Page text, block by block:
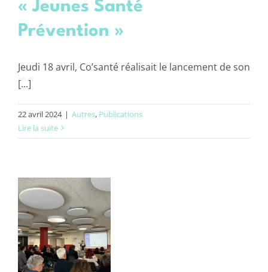
« Jeunes Santé
Prévention »
Jeudi 18 avril, Co’santé réalisait le lancement de son
[...]
22 avril 2024 | Autres, Publications
Lire la suite